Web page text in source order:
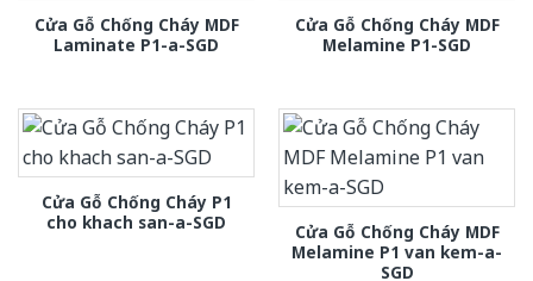
Cửa Gỗ Chống Cháy MDF
Laminate P1-a-SGD
Cửa Gỗ Chống Cháy MDF
Melamine P1-SGD
Cửa Gỗ Chống Cháy P1
cho khach san-a-SGD
Cửa Gỗ Chống Cháy MDF
Melamine P1 van kem-a-
SGD